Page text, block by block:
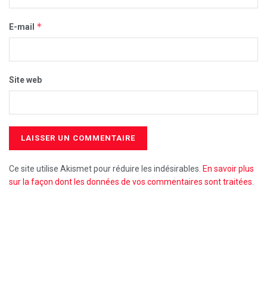
E-mail *
Site web
Ce site utilise Akismet pour réduire les indésirables. En savoir plus
sur la façon dont les données de vos commentaires sont traitées